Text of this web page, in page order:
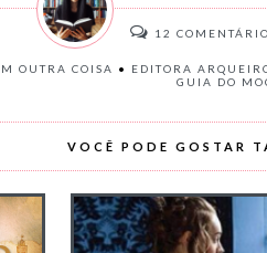
12
OUTRA COISA • EDITORA
GUIA DO
VOCÊ PODE GOSTAR